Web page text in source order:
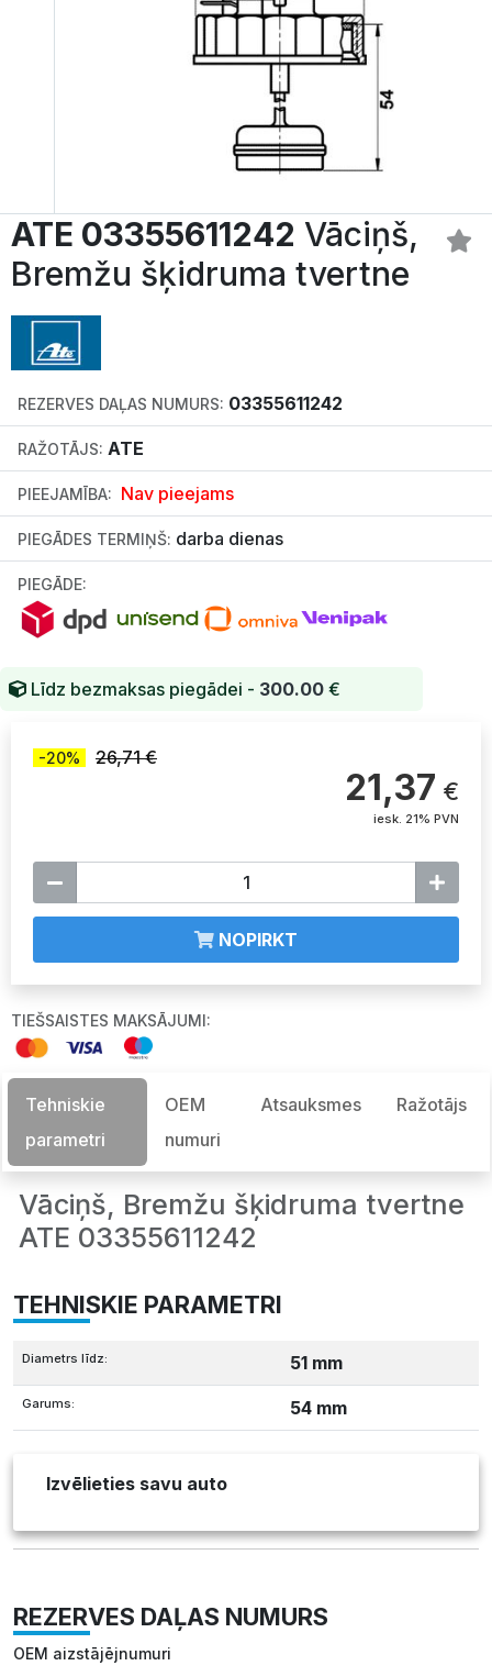
ATE 03355611242 Vāciņš,
Bremžu šķidruma tvertne
REZERVES DAĻAS NUMURS: 03355611242
RAŽOTĀJS: ATE
PIEEJAMĪBA: Nav pieejams
PIEGĀDES TERMIŅŠ: darba dienas
PIEGĀDE:
Līdz bezmaksas piegādei - 300.00 €
-20% 26,71 €
21,37 €
iesk. 21% PVN
NOPIRKT
TIEŠSAISTES MAKSĀJUMI:
Tehniskie
parametri
OEM
numuri
Atsauksmes Ražotājs
Vāciņš, Bremžu šķidruma tvertne
ATE 03355611242
TEHNISKIE PARAMETRI
Diametrs līdz: 51 mm
Garums: 54 mm
Izvēlieties savu auto
REZERVES DAĻAS NUMURS
OEM aizstājējnumuri